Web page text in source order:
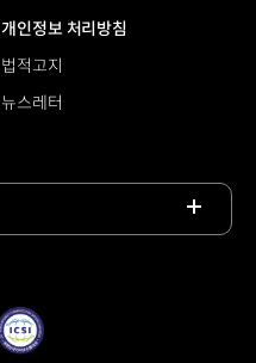
개인정보 처리방침
법적고지
뉴스레터